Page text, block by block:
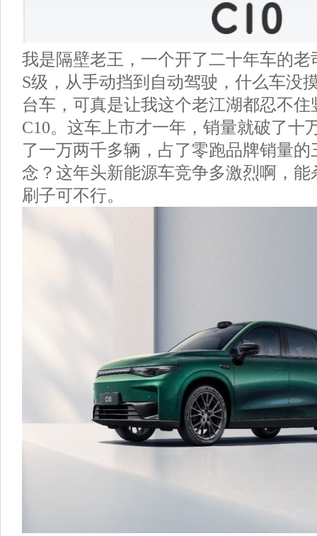
我是隔壁老王，一个开了二十年车的
S级，从手动挡到自动驾驶，什么车没
台车，可真是让我这个老江湖都忍不
C10。这车上市才一年，销量就破了十
了一万两千多辆，占了零跑品牌销量
念？这年头新能源车竞争多激烈啊，
刷子可不行。